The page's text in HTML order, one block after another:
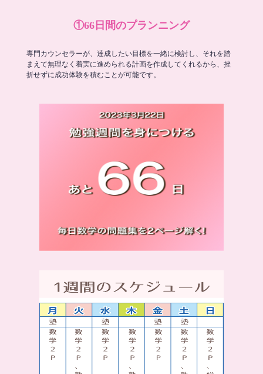
①66日間のプランニング
専門カウンセラーが、達成したい目標を一緒に検討し、それを踏
まえて無理なく着実に進められる計画を作成してくれるから、挫
折せずに成功体験を積むことが可能です。